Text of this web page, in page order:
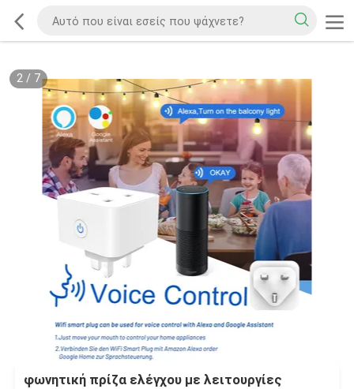
2/ 7
Tuya wifi έξυπνη πρίζα Απομακρυσμένη &
φωνητική πρίζα ελέγχου με λειτουργίες